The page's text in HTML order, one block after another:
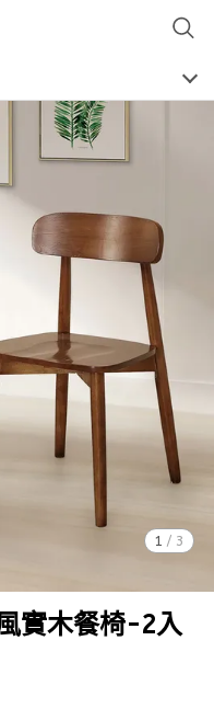
1 / 3
實木餐椅-2入